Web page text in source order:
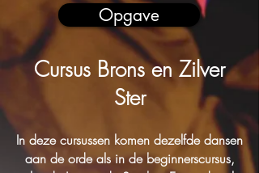
Cursus Brons en Zilver
Ster
In deze cursussen komen dezelfde dansen
aan deorde als in de beginnerscursus,
Opgave